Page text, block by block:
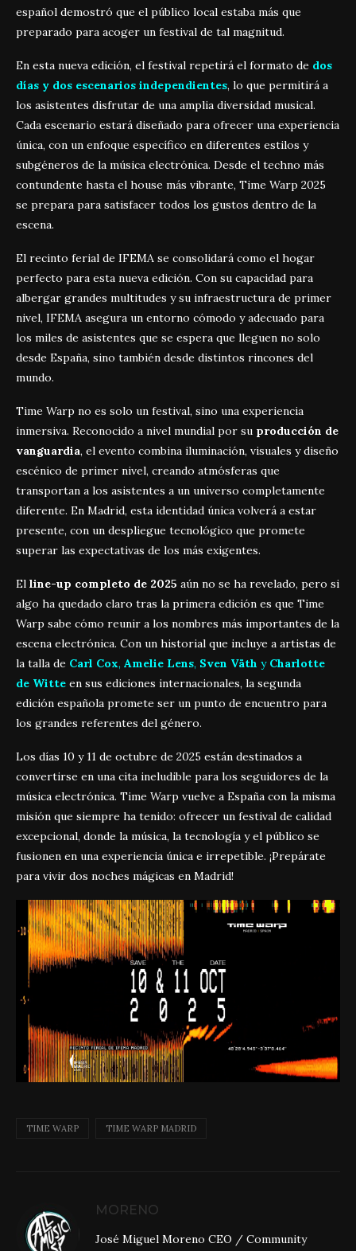
español demostró que el público local estaba más que
preparado para acoger un festival de tal magnitud.
En esta nueva edición, el festival repetirá el formato de dos
días y dos escenarios independientes, lo que permitirá a
los asistentes disfrutar de una amplia diversidad musical.
Cada escenario estará diseñado para ofrecer una experiencia
única, con un enfoque específico en diferentes estilos y
subgéneros de la música electrónica. Desde el techno más
contundente hasta el house más vibrante, Time Warp 2025
se prepara para satisfacer todos los gustos dentro de la
escena.
El recinto ferial de IFEMA se consolidará como el hogar
perfecto para esta nueva edición. Con su capacidad para
albergar grandes multitudes y su infraestructura de primer
nivel, IFEMA asegura un entorno cómodo y adecuado para
los miles de asistentes que se espera que lleguen no solo
desde España, sino también desde distintos rincones del
mundo.
Time Warp no es solo un festival, sino una experiencia
inmersiva. Reconocido a nivel mundial por su producción de
vanguardia, el evento combina iluminación, visuales y diseño
escénico de primer nivel, creando atmósferas que
transportan a los asistentes a un universo completamente
diferente. En Madrid, esta identidad única volverá a estar
presente, con un despliegue tecnológico que promete
superar las expectativas de los más exigentes.
El line-up completo de 2025 aún no se ha revelado, pero si
algo ha quedado claro tras la primera edición es que Time
Warp sabe cómo reunir a los nombres más importantes de la
escena electrónica. Con un historial que incluye a artistas de
la talla de Carl Cox, Amelie Lens, Sven Väth y Charlotte
de Witte en sus ediciones internacionales, la segunda
edición española promete ser un punto de encuentro para
los grandes referentes del género.
Los días 10 y 11 de octubre de 2025 están destinados a
convertirse en una cita ineludible para los seguidores de la
música electrónica. Time Warp vuelve a España con la misma
misión que siempre ha tenido: ofrecer un festival de calidad
excepcional, donde la música, la tecnología y el público se
fusionen en una experiencia única e irrepetible. ¡Prepárate
para vivir dos noches mágicas en Madrid!
TIME WARP TIME WARP MADRID
MORENO
José Miguel Moreno CEO / Community